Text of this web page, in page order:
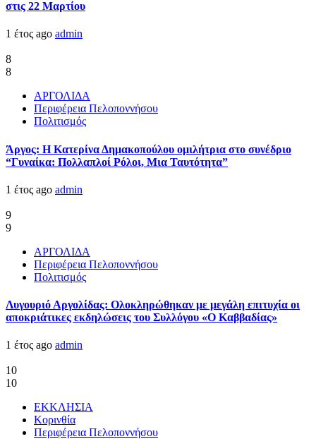
στις 22 Μαρτίου
1 έτος ago admin
8
8
ΑΡΓΟΛΙΔΑ
Περιφέρεια Πελοποννήσου
Πολιτισμός
Άργος: Η Κατερίνα Δημακοπούλου ομιλήτρια στο συνέδριο
“Γυναίκα: Πολλαπλοί Ρόλοι, Μια Ταυτότητα”
1 έτος ago admin
9
9
ΑΡΓΟΛΙΔΑ
Περιφέρεια Πελοποννήσου
Πολιτισμός
Λυγουριό Αργολίδας: Ολοκληρώθηκαν με μεγάλη επιτυχία οι
αποκριάτικες εκδηλώσεις του Συλλόγου «Ο Καββαδίας»
1 έτος ago admin
10
10
ΕΚΚΛΗΣΙΑ
Κορινθία
Περιφέρεια Πελοποννήσου